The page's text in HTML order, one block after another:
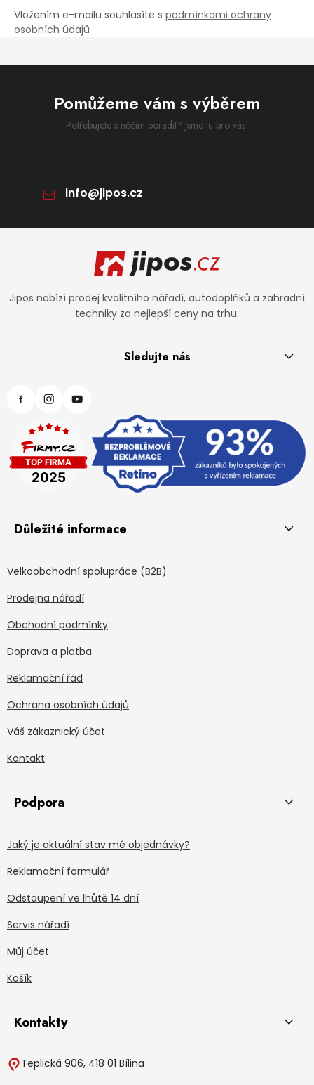
Vložením e-mailu souhlasíte s podmínkami ochrany
osobních údajů
Pomůžeme vám s výběrem
Potřebujete s něčím poradit? Jsme tu pro vás!
info@jipos.cz
Zápatí
Jipos nabízí prodej kvalitního nářadí, autodoplňků a zahradní
techniky za nejlepší ceny na trhu.
Sledujte nás
Důležité informace
Velkoobchodní spolupráce (B2B)
Prodejna nářadí
Obchodní podmínky
Doprava a platba
Reklamační řád
Ochrana osobních údajů
Váš zákaznický účet
Kontakt
Podpora
Jaký je aktuální stav mé objednávky?
Reklamační formulář
Odstoupení ve lhůtě 14 dní
Servis nářadí
Můj účet
Košík
Kontakty
Teplická 906, 418 01 Bílina